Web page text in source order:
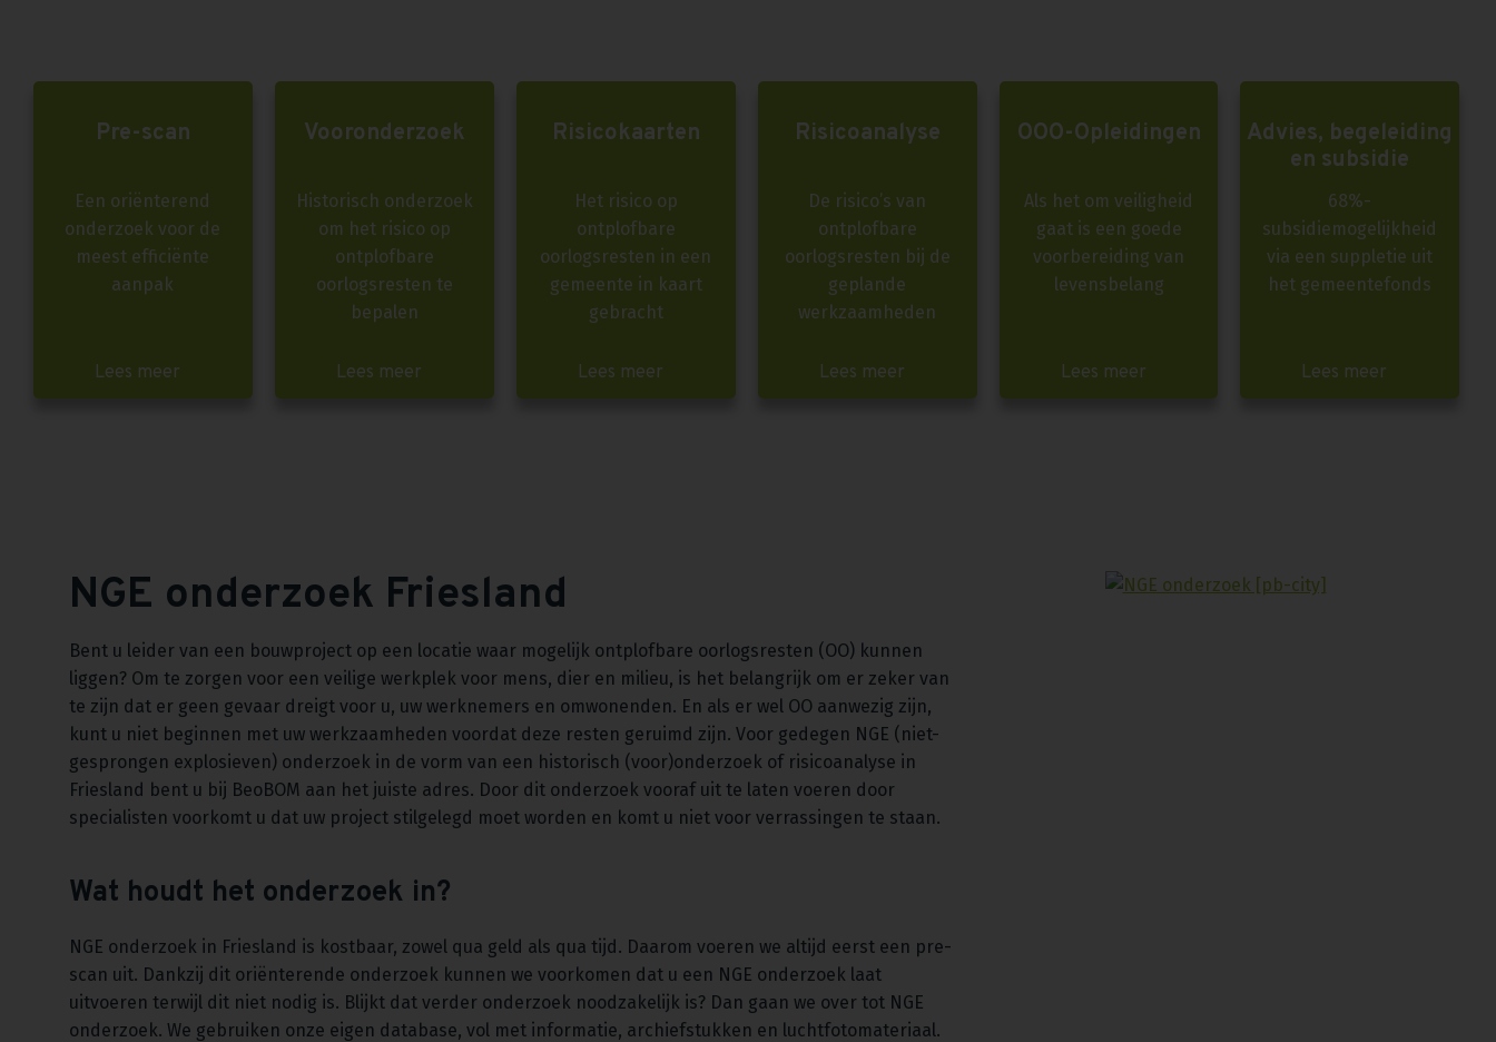
Pre-scan
Een oriënterend
onderzoek voor de
meest efficiënte
aanpak
Lees meer
Vooronderzoek
Historisch onderzoek
om het risico op
ontplofbare
oorlogsresten te
bepalen
Lees meer
Risicokaarten
Het risico op
ontplofbare
oorlogsresten in een
gemeente in kaart
gebracht
Lees meer
Risicoanalyse
De risico’s van
ontplofbare
oorlogsresten bij de
geplande
werkzaamheden
Lees meer
OOO-Opleidingen
Als het om veiligheid
gaat is een goede
voorbereiding van
levensbelang
Lees meer
Advies, begeleiding
en subsidie
68%-
subsidiemogelijkheid
via een suppletie uit
het gemeentefonds
Lees meer
NGE onderzoek Friesland
Bent u leider van een bouwproject op een locatie waar mogelijk ontplofbare oorlogsresten (OO) kunnen
liggen? Om te zorgen voor een veilige werkplek voor mens, dier en milieu, is het belangrijk om er zeker van
te zijn dat er geen gevaar dreigt voor u, uw werknemers en omwonenden. En als er wel OO aanwezig zijn,
kunt u niet beginnen met uw werkzaamheden voordat deze resten geruimd zijn. Voor gedegen NGE (niet-
gesprongen explosieven) onderzoek in de vorm van een historisch (voor)onderzoek of risicoanalyse in
Friesland bent u bij BeoBOM aan het juiste adres. Door dit onderzoek vooraf uit te laten voeren door
specialisten voorkomt u dat uw project stilgelegd moet worden en komt u niet voor verrassingen te staan.
Wat houdt het onderzoek in?
NGE onderzoek in Friesland is kostbaar, zowel qua geld als qua tijd. Daarom voeren we altijd eerst een pre-
scan uit. Dankzij dit oriënterende onderzoek kunnen we voorkomen dat u een NGE onderzoek laat
uitvoeren terwijl dit niet nodig is. Blijkt dat verder onderzoek noodzakelijk is? Dan gaan we over tot NGE
onderzoek. We gebruiken onze eigen database, vol met informatie, archiefstukken en luchtfotomateriaal.